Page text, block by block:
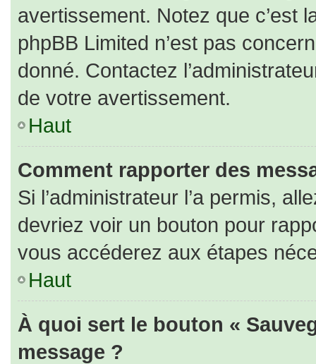
avertissement. Notez que c’est
phpBB Limited n’est pas
donné. Contactez
de votre avertissement.
Haut
Comment rapporter des
Si l’administrateur l’a permis,
devriez voir un bouton pour
vous accéderez aux étapes
Haut
À quoi sert le bouton «
message ?